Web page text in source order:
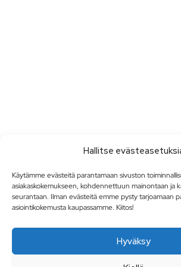
Hallitse
Käytämme evästeitä parantamaan sivuston
asiakaskokemukseen, kohdennettuun mainontaan ja
seurantaan. Ilman evästeitä emme pysty tarjoamaan
asiointikokemusta kaupassamme. Kiitos!
Hyväksy